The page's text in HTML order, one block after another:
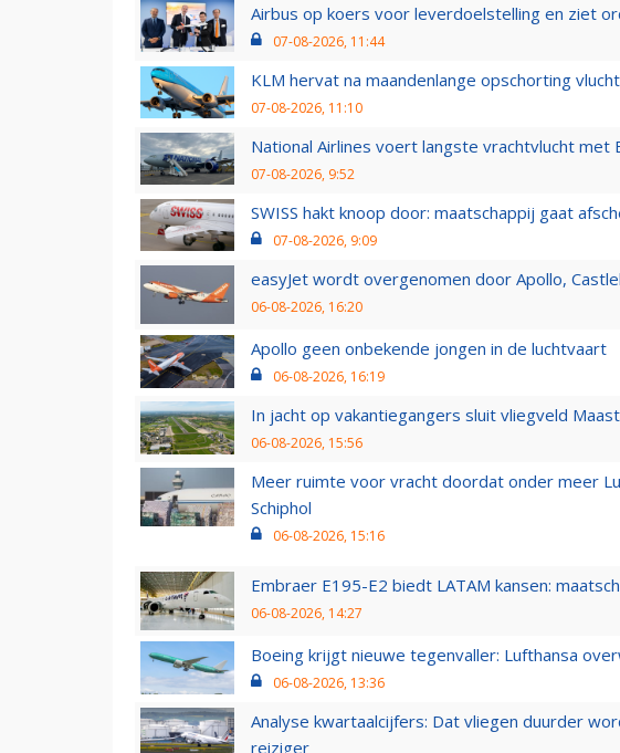
Airbus op koers voor leverdoelstelling en ziet
07-08-2026, 11:44
KLM hervat na maandenlange opschorting
07-08-2026, 11:10
National Airlines voert langste vrachtvlucht met
07-08-2026, 9:52
SWISS hakt knoop door: maatschappij gaat
07-08-2026, 9:09
easyJet wordt overgenomen door Apollo,
06-08-2026, 16:20
Apollo geen onbekende jongen in de luchtvaart
06-08-2026, 16:19
In jacht op vakantiegangers sluit vliegveld
06-08-2026, 15:56
Meer ruimte voor vracht doordat onder meer
Schiphol
06-08-2026, 15:16
Embraer E195-E2 biedt LATAM kansen:
06-08-2026, 14:27
Boeing krijgt nieuwe tegenvaller: Lufthansa
06-08-2026, 13:36
Analyse kwartaalcijfers: Dat vliegen duurder
reiziger